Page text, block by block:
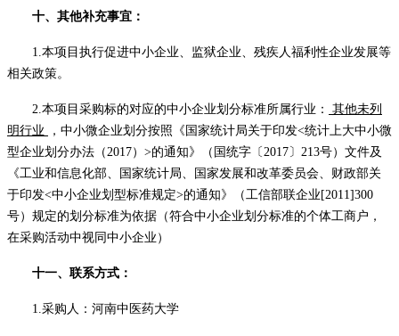
十、 其他补充事宜：
1.本项目执行促进中小企业、监狱企业、残疾人福利性企业发展等
相关政策。
2.本项目采购标的对应的中小企业划分标准所属行业：
其他未列
明行业
，中小微企业划分按照《国家统计局关于印发<统计上大中小微
型企业划分办法（2017）>的通知》（国统字〔2017〕213号）文件及
《工业和信息化部、国家统计局、国家发展和改革委员会、财政部关
于印发<中小企业划型标准规定>的通知》（工信部联企业[2011]300
号）规定的划分标准为依据（符合中小企业划分标准的个体工商户，
在采购活动中视同中小企业）
十一、联系方式：
1.采购人：河南中医药大学